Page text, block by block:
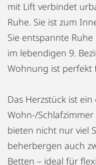
mit Lift verbindet
Ruhe. Sie ist zum
Sie entspannte
im lebendigen 9.
Wohnung ist perfekt
Das Herzstück ist
Wohn-/
bieten nicht nur viel
beherbergen auch
Betten – ideal für